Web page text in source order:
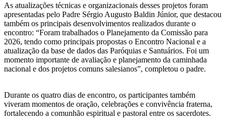
As atualizações técnicas e organizacionais desses projetos foram
apresentadas pelo Padre Sérgio Augusto Baldin Júnior, que destacou
também os principais desenvolvimentos realizados durante o
encontro: “Foram trabalhados o Planejamento da Comissão para
2026, tendo como principais propostas o Encontro Nacional e a
atualização da base de dados das Paróquias e Santuários. Foi um
momento importante de avaliação e planejamento da caminhada
nacional e dos projetos comuns salesianos”, completou o padre.
Durante os quatro dias de encontro, os participantes também
viveram momentos de oração, celebrações e convivência fraterna,
fortalecendo a comunhão espiritual e pastoral entre os sacerdotes.